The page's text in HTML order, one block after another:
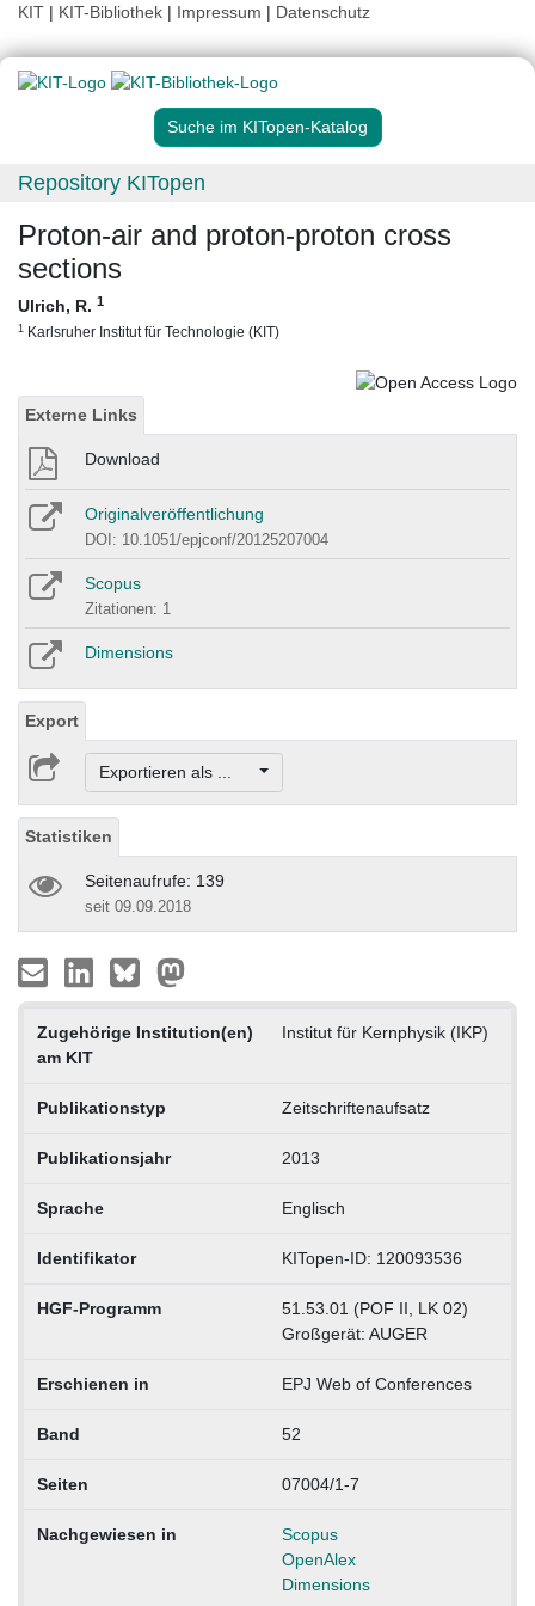
KIT | KIT-Bibliothek | Impressum | Datenschutz
Suche im KITopen-Katalog
Repository KITopen
Proton-air and proton-proton cross
sections
Ulrich, R. 1
1 Karlsruher Institut für Technologie (KIT)
Externe Links
Download
Originalveröffentlichung
DOI: 10.1051/epjconf/20125207004
Scopus
Zitationen: 1
Dimensions
Export
Exportieren als ...
Statistiken
Seitenaufrufe: 139
seit 09.09.2018
Zugehörige Institution(en)
am KIT
Institut für Kernphysik (IKP)
Publikationstyp Zeitschriftenaufsatz
Publikationsjahr 2013
Sprache Englisch
Identifikator KITopen-ID: 120093536
HGF-Programm
51.53.01 (POF II, LK 02)
Großgerät: AUGER
Erschienen in EPJ Web of Conferences
Band 52
Seiten 07004/1-7
Nachgewiesen in
Scopus
OpenAlex
Dimensions